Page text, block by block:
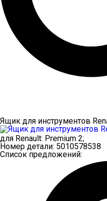
Ящик для инструментов
для Renault: Premium 2;
Номер детали: 5010578538
Список предложений: